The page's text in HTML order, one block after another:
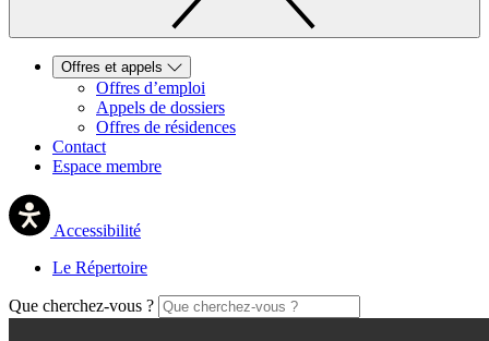
Offres et appels
Offres d’emploi
Appels de dossiers
Offres de résidences
Contact
Espace membre
Accessibilité
Le Répertoire
Que cherchez-vous ?